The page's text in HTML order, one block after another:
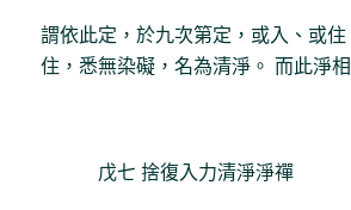
謂依此定，於九次第定，或入、或住
住，悉無染礙，名為清淨。 而此淨
戊七 捨復入力清淨淨禪